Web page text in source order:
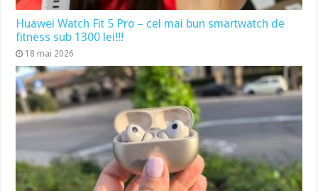
Huawei Watch Fit 5 Pro – cel mai bun smartwatch de
fitness sub 1300 lei!!!
18 mai 2026